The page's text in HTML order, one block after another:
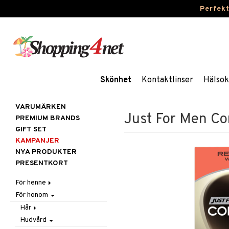
Skönhet Kontaktlinser
Just For Men
VARUMÄRKEN
PREMIUM BRANDS
GIFT SET
KAMPANJER
NYA PRODUKTER
PRESENTKORT
För henne
Hår
Accessoarer
Balsam
Hudvård
Ansiktscremer
Kosmetika
För honom
Hår
Balsam
Hudvård